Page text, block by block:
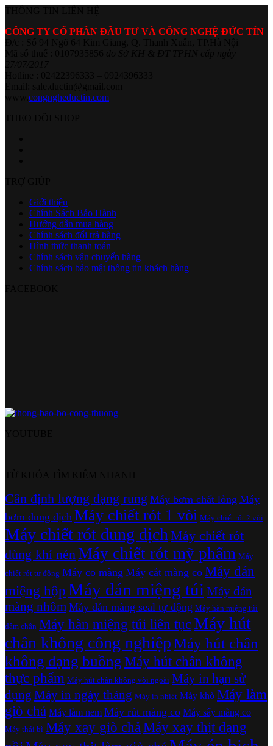
CÔNG TY CỔ PHẦN ĐẦU TƯ VÀ CÔNG NGHỆ ĐỨC TÍN
congngheductin.com
Giới thiệu
Chính Sách Bảo Hành
Hướng dẫn mua hàng
Chính sách đổi trả hàng
Hình thức thanh toán
Chính sách vận chuyển hàng
Chính sách bảo mật thông tin khách hàng
Cân định lượng dạng rung Máy bơm chất lỏng Máy
bơm dung dịch Máy chiết rót 1 vòi Máy chiết rót 2 vòi
Máy chiết rót dung dịchMáy chiết rót
dùng khí nénMáy chiết rót mỹ phẩm Máy
chiết rót tự động Máy co màng Máy cắt màng co Máy dán
miệng hộpMáy dán miệng túi Máy dán
màng nhôm Máy dán màng seal tự động Máy hàn miệng túi
dậm chân Máy hàn miệng túi liên tụcMáy hút
chân không công nghiệpMáy hút chân
không dạng buồngMáy hút chân không
thực phẩm Máy hút chân không vòi ngoài Máy in hạn sử
dụng Máy in ngày tháng Máy in nhiệt Máy khò Máy làm
giò chả Máy làm nem Máy rút màng co Máy sấy màng co
Máy thái bì Máy xay giò chảMáy xay thịt dạng